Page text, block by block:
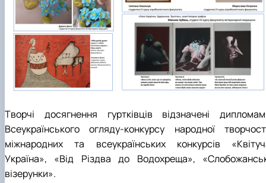
Творчі досягнення гуртківців відзначені
Всеукраїнського огляду-конкурсу народної
міжнародних та всеукраїнських конкурсів
Україна», «Від Різдва до Водохреща»,
візерунки».